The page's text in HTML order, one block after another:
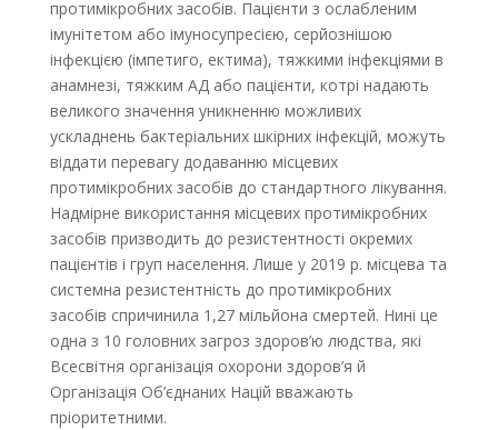
протимікробних засобів. Пацієнти з ослабленим
імунітетом або імуносупресією, серйознішою
інфекцією (імпетиго, ектима), тяжкими інфекціями в
анамнезі, тяжким АД або пацієнти, котрі надають
великого значення уникненню можливих
ускладнень бактеріальних шкірних інфекцій, можуть
віддати перевагу додаванню місцевих
протимікробних засобів до стандартного лікування.
Надмірне використання місцевих протимікробних
засобів призводить до резистентності окремих
пацієнтів і груп населення. Лише у 2019 р. місцева та
системна резистентність до протимікробних
засобів спричинила 1,27 мільйона смертей. Нині це
одна з 10 головних загроз здоров’ю людства, які
Всесвітня організація охорони здоров’я й
Організація Об’єднаних Націй вважають
пріоритетними.